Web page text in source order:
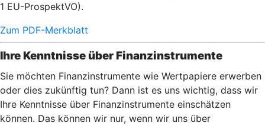
1 EU-ProspektVO).
Zum PDF-Merkblatt
Ihre Kenntnisse über Finanzinstrumente
Sie möchten Finanzinstrumente wie Wertpapiere erwerben
oder dies zukünftig tun? Dann ist es uns wichtig, dass wir
Ihre Kenntnisse über Finanzinstrumente einschätzen
können. Das können wir nur, wenn wir uns über